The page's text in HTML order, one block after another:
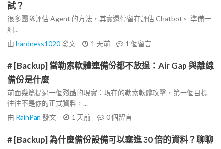
試？
很多團隊評估 Agent 的方法，其實還停留在評估 Chatbot。 準備一
組...
由 hardness1020發文 1 天前 1 個留言
# [Backup] 當勒索軟體連備份都不放過：Air Gap 與離線
備份是什麼
前面幾篇提過一個殘酷的現實：現在的勒索軟體攻擊，第一個目標
往往不是你的正式資料，...
由 RainPan 發文 1 天前 0個留言
# [Backup] 為什麼備份設備可以塞進 30 倍的資料？聊聊